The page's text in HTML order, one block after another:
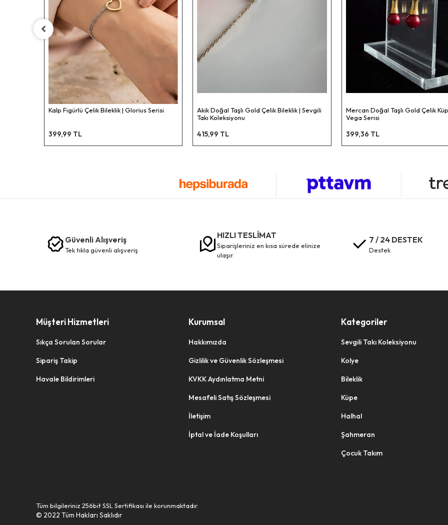
Akik Doğal Taşlı Gold Çelik Bileklik | Sevgili
415,99 TL
Mercan Doğal Taşlı Gold Çelik Küpe |
Vega Serisi
399,36 TL
Kalp Figürlü Çocuk Kolye
Karma Serisi
389,99 TL
Güvenli Alışveriş
tek tikla güvenli̇ alişveri̇ş
HIZLI TESLİMAT
siparişleriniz en kısa sürede elinize
ulaşır.
7 / 24 DESTEK
destek
Müşteri Hizmetleri
Sıkça Sorulan Sorular
Sipariş Takip
Havale Bildirimleri
Kurumsal
Hakkımızda
Gizlilik ve Güvenlik Sözleşmesi
KVKK Aydınlatma Metni
Mesafeli Satış Sözleşmesi
İletişim
İptal ve İade Koşulları
Kategoriler
Sevgili Takı Koleksiyonu
Kolye
Bileklik
Küpe
Halhal
Şahmeran
Çocuk Takım
Tüm bilgileriniz 256bit SSL Sertifikası ile korunmaktadır.
© 2022 Tüm Hakları Saklıdır